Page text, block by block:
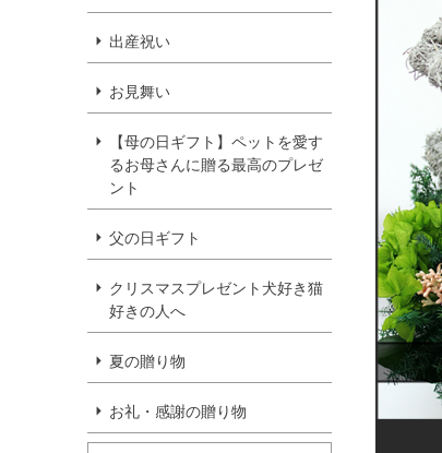
出産祝い
お見舞い
【母の日ギフト】ペットを愛す
るお母さんに贈る最高のプレゼ
ント
父の日ギフト
クリスマスプレゼント犬好き猫
好きの人へ
夏の贈り物
お礼・感謝の贈り物